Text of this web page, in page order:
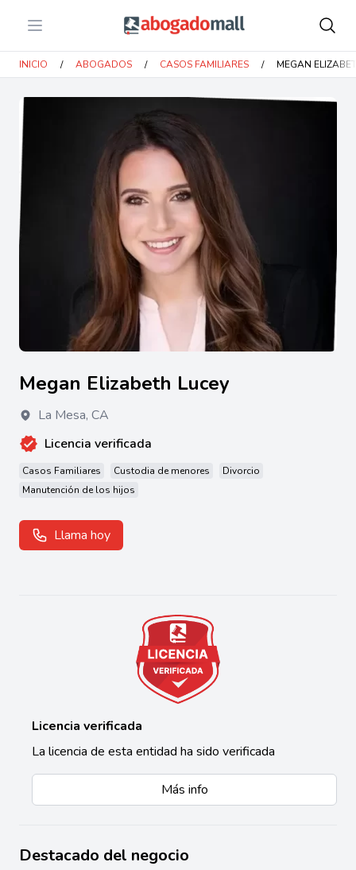
Open menu Abogadomall
INICIO / ABOGADOS / CASOS FAMILIARES / MEGAN
Megan Elizabeth Lucey
La Mesa, CA
Licencia verificada
Casos Familiares Custodia de menores
Divorcio
Manutención de los hijos
Llama hoy
Licencia verificada
La licencia de esta entidad ha sido verificada
Más info
Destacado del negocio